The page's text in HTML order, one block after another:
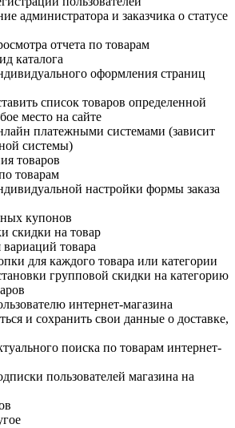
администратора и заказчика о статусе
отчета по товарам
каталога
оформления страниц
список товаров определенной
место на сайте
платежными системами (зависит
системы)
товаров
товарам
настройки формы заказа
купонов
скидки на товар
товара
для каждого товара или категории
групповой скидки на категорию
интернет-магазина
и сохранить свои данные о доставке,
поиска по товарам интернет-
пользователей магазина на